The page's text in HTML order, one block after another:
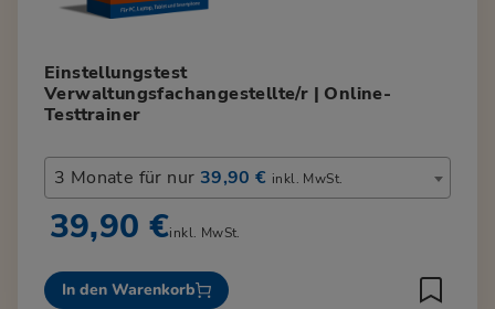
Einstellungstest
Verwaltungsfachangestellte/r | Online-
Testtrainer
3 Monate für nur 39,90 € inkl. MwSt.
39,90 €inkl. MwSt.
In den Warenkorb